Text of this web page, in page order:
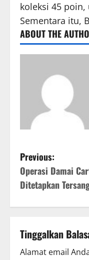
koleksi 45
Sementara itu,
ABOUT THE
P
o
s
n
Previous:
Operasi Damai
Ditetapkan
Tinggalkan
Alamat email